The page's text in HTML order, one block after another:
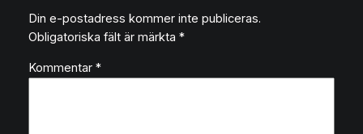
Din e-postadress kommer inte publiceras.
Obligatoriska fält är märkta *
Kommentar *